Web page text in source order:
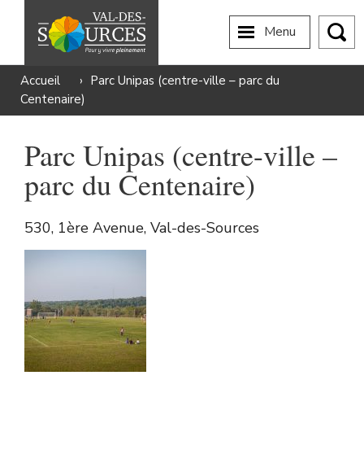
Menu
Accueil › Parc Unipas (centre-ville – parc du
Centenaire)
Parc Unipas (centre-ville –
parc du Centenaire)
530, 1ère Avenue, Val-des-Sources